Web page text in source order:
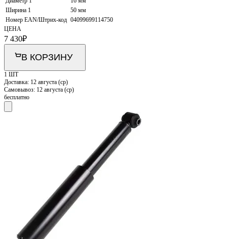
Ширина 1
50 мм
Номер EAN/Штрих-код 04099699114750
ЦЕНА
7 430₽
В КОРЗИНУ
1 ШТ
Доставка: 12 августа (ср)
Самовывоз: 12 августа (ср)
бесплатно